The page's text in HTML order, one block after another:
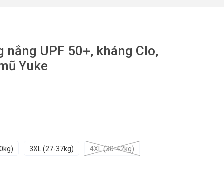
UPF 50+, kháng Clo,
Yuke
3XL (27-37kg) 4XL (30-42kg)